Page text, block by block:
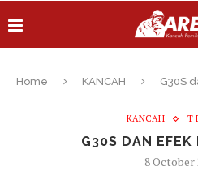
Home KANCAH G30S
KANCAH T
G30S DAN EFEK
8 October